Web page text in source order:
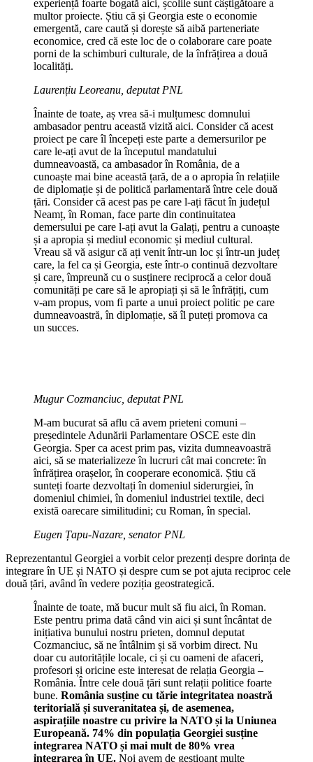
experiență foarte bogată aici, școlile sunt câștigătoare a
multor proiecte. Știu că și Georgia este o economie
emergentă, care caută și dorește să aibă parteneriate
economice, cred că este loc de o colaborare care poate
porni de la schimburi culturale, de la înfrățirea a două
localități.
Laurențiu Leoreanu, deputat PNL
Înainte de toate, aș vrea să-i mulțumesc domnului
ambasador pentru această vizită aici. Consider că acest
proiect pe care îl începeți este parte a demersurilor pe
care le-ați avut de la începutul mandatului
dumneavoastă, ca ambasador în România, de a
cunoaște mai bine această țară, de a o apropia în relațiile
de diplomație și de politică parlamentară între cele două
țări. Consider că acest pas pe care l-ați făcut în județul
Neamț, în Roman, face parte din continuitatea
demersului pe care l-ați avut la Galați, pentru a cunoaște
și a apropia și mediul economic și mediul cultural.
Vreau să vă asigur că ați venit într-un loc și într-un județ
care, la fel ca și Georgia, este într-o continuă dezvoltare
și care, împreună cu o susținere reciprocă a celor două
comunități pe care să le apropiați și să le înfrățiți, cum
v-am propus, vom fi parte a unui proiect politic pe care
dumneavoastră, în diplomație, să îl puteți promova ca
un succes.
Mugur Cozmanciuc, deputat PNL
M-am bucurat să aflu că avem prieteni comuni –
președintele Adunării Parlamentare OSCE este din
Georgia. Sper ca acest prim pas, vizita dumneavoastră
aici, să se materializeze în lucruri cât mai concrete: în
înfrățirea orașelor, în cooperare economică. Știu că
sunteți foarte dezvoltați în domeniul siderurgiei, în
domeniul chimiei, în domeniul industriei textile, deci
există oarecare similitudini; cu Roman, în special.
Eugen Țapu-Nazare, senator PNL
Reprezentantul Georgiei a vorbit celor prezenți despre dorința de
integrare în UE și NATO și despre cum se pot ajuta reciproc cele
două țări, având în vedere poziția geostrategică.
Înainte de toate, mă bucur mult să fiu aici, în Roman.
Este pentru prima dată când vin aici și sunt încântat de
inițiativa bunului nostru prieten, domnul deputat
Cozmanciuc, să ne întâlnim și să vorbim direct. Nu
doar cu autoritățile locale, ci și cu oameni de afaceri,
profesori și oricine este interesat de relația Georgia –
România. Între cele două țări sunt relații politice foarte
bune. România susține cu tărie integritatea noastră
teritorială și suveranitatea și, de asemenea,
aspirațiile noastre cu privire la NATO și la Uniunea
Europeană. 74% din populația Georgiei susține
integrarea NATO și mai mult de 80% vrea
integrarea în UE. Noi avem de gestioant multe